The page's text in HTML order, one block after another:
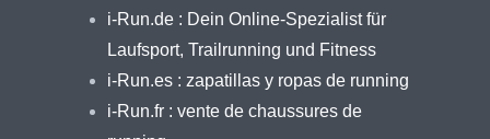
i-Run.de : Dein Online-Spezialist für
Laufsport, Trailrunning und Fitness
i-Run.es : zapatillas y ropas de running
i-Run.fr : vente de chaussures de